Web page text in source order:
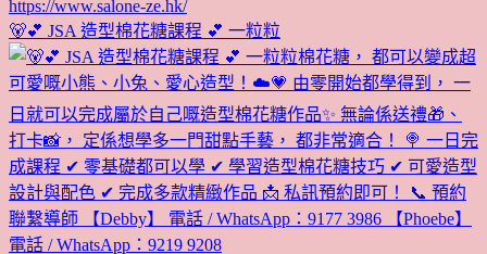
🐻💕 JSA 造型棉花糖課程 💕 一粒粒